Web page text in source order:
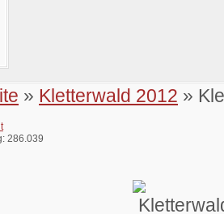
» Kletterwald 2012 »
286.039